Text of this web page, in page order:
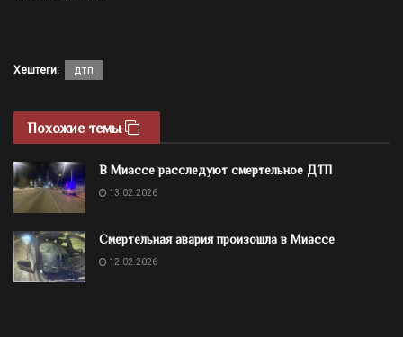
Хештеги: дтп
Похожие темы
В Миассе расследуют смертельное ДТП
13.02.2026
Смертельная авария произошла в Миассе
12.02.2026